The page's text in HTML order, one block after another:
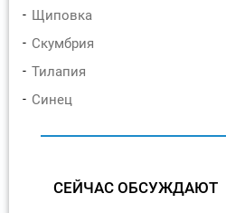
Щиповка
Скумбрия
Тилапия
Синец
СЕЙЧАС ОБСУЖДАЮТ